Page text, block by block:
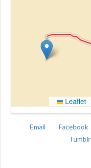
Leaflet
Email Facebook
Tumblr